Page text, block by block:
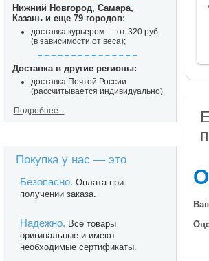
Нижний Новгород, Самара,
Казань и еще 79 городов:
доставка курьером — от 320 руб.
(в зависимости от веса);
Доставка в другие регионы:
доставка Почтой России
(рассчитывается индивидуально).
Подробнее...
Покупка у нас — это
Безопасно. Оплата при
получении заказа.
Надежно. Все товары
оригинальные и имеют
необходимые сертификаты.